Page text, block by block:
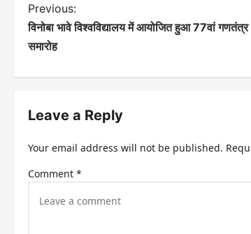
P
o
n
i
Previous:
विनोबा भावे विश्वविद्यालय में आयोजित हुआ 77वां
समारोह
Leave a Reply
Your email address will not be published.
Comment *